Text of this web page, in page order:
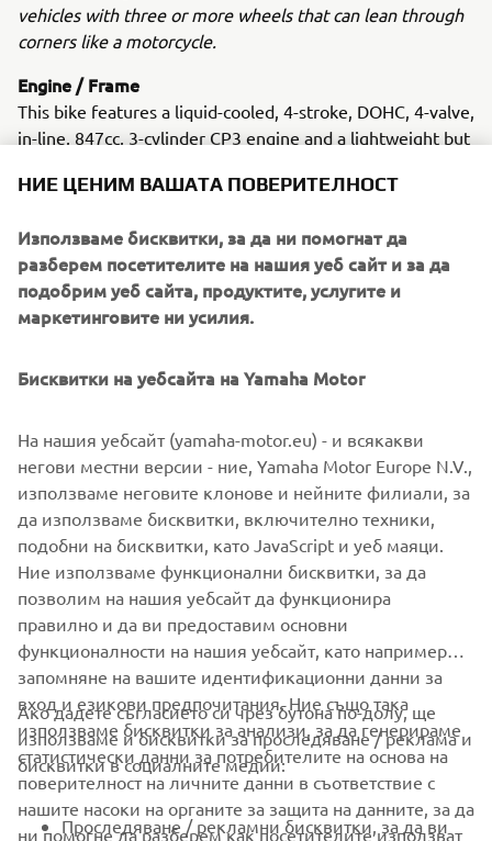
vehicles with three or more wheels that can lean through
corners like a motorcycle.
Engine / Frame
This bike features a liquid-cooled, 4-stroke, DOHC, 4-valve,
in-line, 847cc, 3-cylinder CP3 engine and a lightweight but
2018 F425A (XTO)
The information and/or imagery on these webpages may
never be used for commercial or non-commercial
purposes without the explicit written consent of Yamaha
Motor Europe N.V. and/or Yamaha Motor Co., Ltd.
Always ride in a safe manner and obey all local road laws.
CORPORATE
FOR BUSINESS
НИЕ ЦЕНИМ ВАШАТА ПОВЕРИТЕЛНОСТ
Използваме бисквитки, за да ни помогнат да
разберем посетителите на нашия уеб сайт и за да
подобрим уеб сайта, продуктите, услугите и
маркетинговите ни усилия.
Бисквитки на уебсайта на Yamaha Motor
На нашия уебсайт (yamaha-motor.eu) - и всякакви
негови местни версии - ние, Yamaha Motor Europe N.V.,
използваме неговите клонове и нейните филиали, за
да използваме бисквитки, включително техники,
подобни на бисквитки, като JavaScript и уеб маяци.
Ние използваме функционални бисквитки, за да
позволим на нашия уебсайт да функционира
правилно и да ви предоставим основни
функционалности на нашия уебсайт, като например
запомняне на вашите идентификационни данни за
вход и езикови предпочитания. Ние също така
използваме бисквитки за анализи, за да генерираме
статистически данни за потребителите на основа на
поверителност на личните данни в съответствие с
нашите насоки на органите за защита на данните, за да
ни помогне да разберем как посетителите използват
Ако дадете съгласието си чрез бутона по-долу, ще
използваме и бисквитки за проследяване / реклама и
бисквитки в социалните медии:
Проследяване / рекламни бисквитки, за да ви